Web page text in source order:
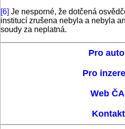
[6] Je nesporné, že dotčená
institucí zrušena nebyla a nebyla
soudy za neplatná.
Pro
Pro
Web